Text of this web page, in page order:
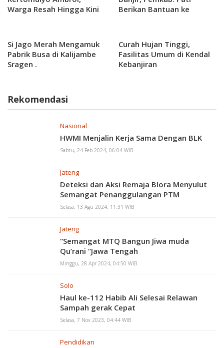
Warga Resah Hingga Kini
Berikan Bantuan ke
Si Jago Merah Mengamuk
Pabrik Busa di Kalijambe
Sragen .
Curah Hujan Tinggi,
Fasilitas Umum di Kendal
Kebanjiran
Rekomendasi
Nasional
HWMI Menjalin Kerja Sama Dengan BLK
Sabtu, 24 Feb 2024, 06:04 WIB
Jateng
Deteksi dan Aksi Remaja Blora Menyulut
Semangat Penanggulangan PTM
Selasa, 13 Agu 2024, 11:31 WIB
Jateng
“Semangat MTQ Bangun Jiwa muda
Qu’rani “Jawa Tengah
Minggu, 28 Apr 2024, 04:50 WIB
Solo
Haul ke-112 Habib Ali Selesai Relawan
Sampah gerak Cepat
Selasa, 7 Nov 2023, 04:44 WIB
Pendidikan